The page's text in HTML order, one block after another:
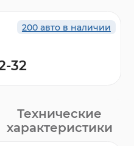
Технические
характеристики
200 авто в наличии
32